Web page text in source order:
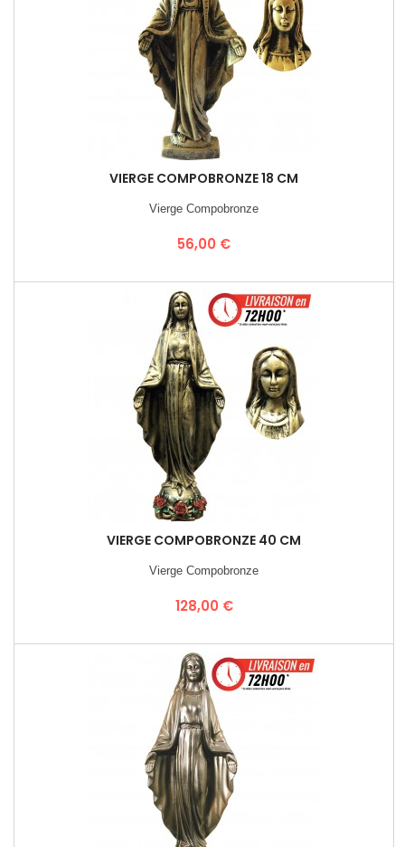
VIERGE COMPOBRONZE 18 CM
Vierge Compobronze
Prix
56,00 €
VIERGE COMPOBRONZE 40 CM
Vierge Compobronze
Prix
128,00 €